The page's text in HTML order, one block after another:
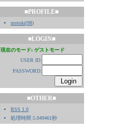
■PROFILE■
motoki(98)
■LOGIN■
現在のモード: ゲストモード
USER ID:
PASSWORD:
■OTHER■
RSS 1.0
処理時間 5.049461秒